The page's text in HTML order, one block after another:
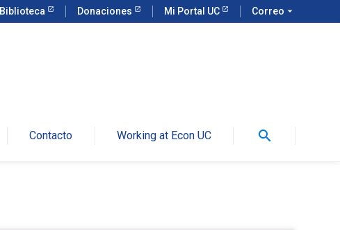
Biblioteca Donaciones Mi Portal UC Correo arrow_drop_down
Contacto Working at Econ UC search